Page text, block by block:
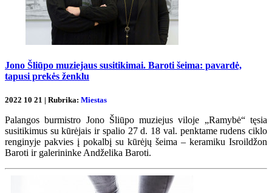
Jono Šliūpo muziejaus susitikimai. Baroti šeima: pavardė,
tapusi prekės ženklu
2022 10 21 | Rubrika: Miestas
Palangos burmistro Jono Šliūpo muziejus viloje „Ramybė“ tęsia
susitikimus su kūrėjais ir spalio 27 d. 18 val. penktame rudens ciklo
renginyje pakvies į pokalbį su kūrėjų šeima – keramiku Isroildžon
Baroti ir galerininke Andželika Baroti.